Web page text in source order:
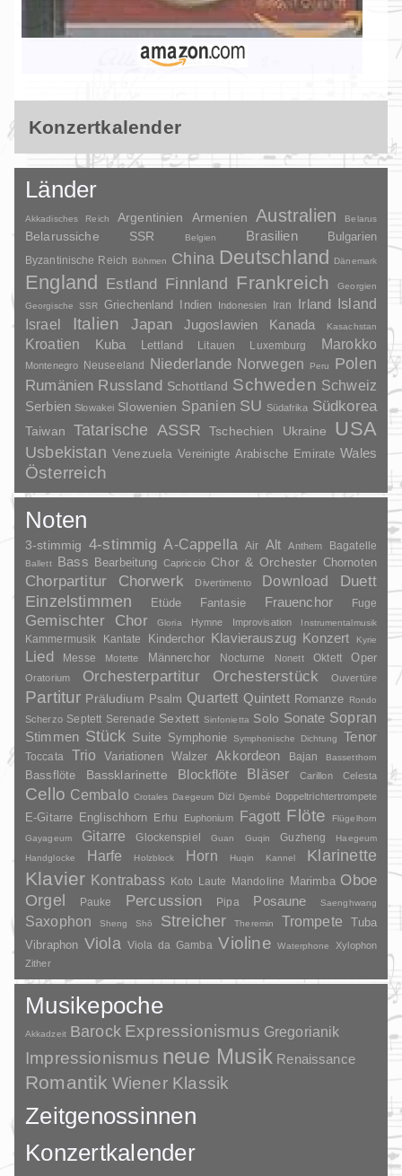
Konzertkalender
Länder
Akkadisches Reich Argentinien Armenien Australien Belarus
Belarussiche SSR Belgien Brasilien Bulgarien
Byzantinische Reich Böhmen China Deutschland Dänemark
England Estland Finnland Frankreich
Georgien
Georgische SSR
Griechenland Indien Indonesien Iran Irland
Island
Israel
Italien Japan Jugoslawien Kanada Kasachstan
Kroatien Kuba Lettland Litauen Luxemburg Marokko
Montenegro Neuseeland Niederlande Norwegen Peru
Polen
Rumänien Russland Schottland Schweden Schweiz
Serbien Slowakei Slowenien Spanien SU Südafrika Südkorea
Taiwan Tatarische ASSR Tschechien Ukraine USA
Usbekistan Venezuela Vereinigte Arabische Emirate Wales
Österreich
Noten
3-stimmig 4-stimmig A-Cappella Air Alt Anthem Bagatelle
Ballett Bass Bearbeitung Capriccio Chor & Orchester Chornoten
Chorpartitur Chorwerk Divertimento Download
Duett
Einzelstimmen
Etüde Fantasie Frauenchor Fuge
Gemischter Chor Gloria Hymne Improvisation Instrumentalmusik
Kammermusik Kantate Kinderchor Klavierauszug Konzert Kyrie
Lied Messe Motette Männerchor Nocturne Nonett Oktett Oper
Oratorium Orchesterpartitur Orchesterstück Ouvertüre
Partitur Präludium Psalm Quartett Quintett Romanze Rondo
Scherzo Septett Serenade Sextett Sinfonietta Solo Sonate Sopran
Stimmen Stück Suite Symphonie Symphonische Dichtung Tenor
Toccata Trio Variationen Walzer Akkordeon Bajan Bassetthorn
Bassflöte Bassklarinette Blockflöte Bläser Carillon Celesta
Cello Cembalo Crotales Daegeum Dizi Djembé Doppeltrichtertrompete
E-Gitarre Englischhorn Erhu Euphonium Fagott Flöte
Flügelhorn
Gayageum
Gitarre Glockenspiel Guan Guqin Guzheng
Haegeum
Handglocke
Harfe Holzblock Horn Huqin Kannel Klarinette
Klavier Kontrabass Koto Laute Mandoline Marimba Oboe
Orgel Pauke Percussion Pipa Posaune Saenghwang
Saxophon Sheng Shō Streicher Theremin Trompete
Tuba
Vibraphon Viola Viola da Gamba Violine Waterphone
Xylophon
Zither
Musikepoche
Akkadzeit Barock Expressionismus Gregorianik
Impressionismus neue Musik Renaissance
Romantik Wiener Klassik
Zeitgenossinnen
Konzertkalender